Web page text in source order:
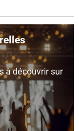
à découvrir sur